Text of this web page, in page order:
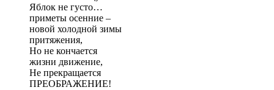
Яблок не густо…
приметы осенние –
новой холодной зимы
притяжения,
Но не кончается
жизни движение,
Не прекращается
ПРЕОБРАЖЕНИЕ!